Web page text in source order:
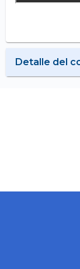
Detalle del